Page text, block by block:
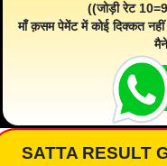
((जोड़ी रेट
माँ क़सम पेमेंट में कोई दिक्कत
SATTA RESULT